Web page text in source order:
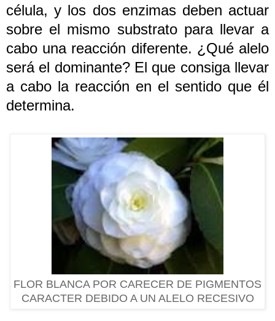
célula, y los dos enzimas deben actuar
sobre el mismo substrato para llevar a
cabo una reacción diferente. ¿Qué alelo
será el dominante? El que consiga llevar
a cabo la reacción en el sentido que él
determina.
FLOR BLANCA POR CARECER DE PIGMENTOS
CARACTER DEBIDO A UN ALELO RECESIVO